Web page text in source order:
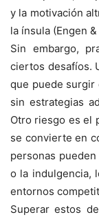
y la motivación
la ínsula (Engen
Sin embargo,
ciertos desafíos.
que puede surgir
sin estrategias
Otro riesgo es el
se convierte en
personas
o la indulgencia,
entornos
Superar estos